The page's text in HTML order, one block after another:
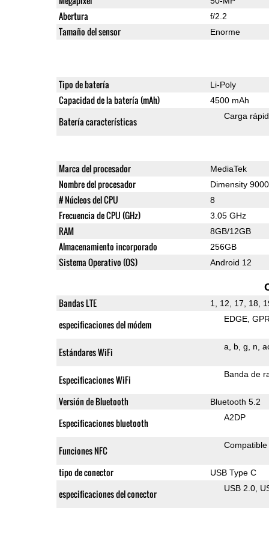
Abertura f/2.2
Tamaño del sensor Enorme
Tipo de batería Li-Poly
Capacidad de la batería (mAh) 4500 mAh
Batería características Carga
Marca del procesador MediaTek
Nombre del procesador Dimensity 9000
# Núcleos del CPU 8
Frecuencia de CPU (GHz) 3.05 GHz
RAM 8GB/12GB
Almacenamiento incorporado 256GB
Sistema Operativo (OS) Android 12
Bandas LTE 1, 12, 17, 18,
especificaciones del módem EDGE
Estándares WiFi a b g n
Especificaciones WiFi Banda de
Versión de Bluetooth Bluetooth 5.2
Especificaciones bluetooth A2DP
Funciones NFC
tipo de conector USB Type C
especificaciones del conector USB 2.0